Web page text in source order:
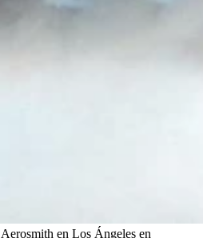
en Los Ángeles en